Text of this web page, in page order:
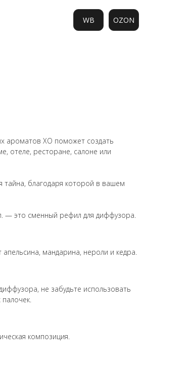
WB OZON
ароматов ХО поможет создать
отеле, ресторане, салоне или
благодаря которой в вашем
— это сменный рефил для диффузора.
мандарина, нероли и кедра.
не забудьте использовать
композиция.